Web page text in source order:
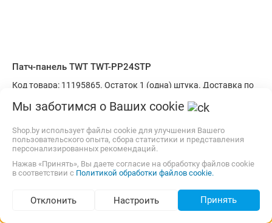
Подбор по параметрам (536)
Патч-панель TWT TWT-PP24STP
Код товара: 11195865. Остаток 1 (одна) штука. Доставка по
патч-панель RJ45, черный
Изготовитель, гарантийный срок.
7,00 р.,10 августа Самовывоз карта, наличные
122,40р. fastshop
В корзину
Мы заботимся о Ваших cookie
Shop.by использует файлы cookie для улучшения Вашего
пользовательского опыта, сбора статистики и представления
персонализированных рекомендаций.
Нажав «Принять», Вы даете согласие на обработку файлов cookie
в соответствии с Политикой обработки файлов cookie.
Отклонить Настроить Принять